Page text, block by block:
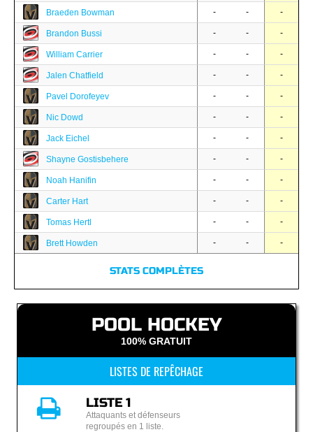
Braeden Bowman - - -
Brandon Bussi - - -
William Carrier - - -
Jalen Chatfield - - -
Pavel Dorofeyev - - -
Nic Dowd - - -
Jack Eichel - - -
Shayne Gostisbehere - - -
Noah Hanifin - - -
Carter Hart - - -
Tomas Hertl - - -
Brett Howden - - -
STATS COMPLÈTES
POOL HOCKEY
100% GRATUIT
LISTES DE REPÊCHAGE
LISTE 1
Attaquants et défenseurs
regroupés en 1 liste.